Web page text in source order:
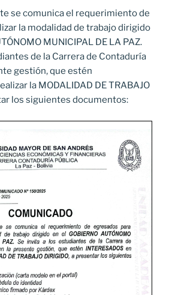
se comunica el requerimiento de
la modalidad de trabajo dirigido
MUNICIPAL DE LA PAZ.
de la Carrera de Contaduría
gestión, que estén
la MODALIDAD DE TRABAJO
los siguientes documentos: